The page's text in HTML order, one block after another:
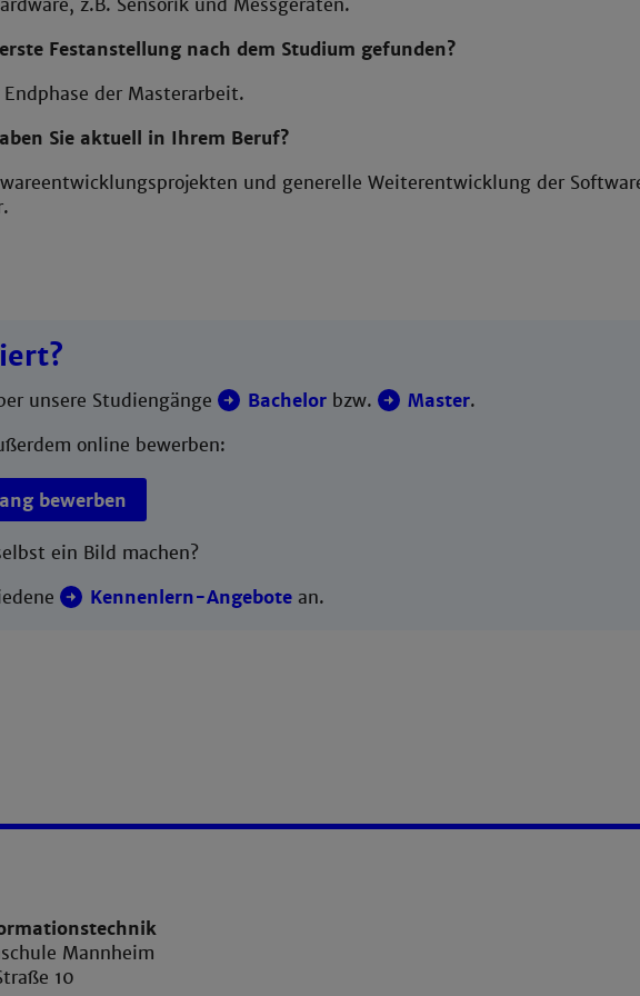
z.B. Sensorik und Messgeräten.
Festanstellung nach dem Studium gefunden?
der Masterarbeit.
Sie aktuell in Ihrem Beruf?
und generelle Weiterentwicklung der
unsere Studiengänge Bachelorbzw. Master.
online bewerben:
bewerben
ein Bild machen?
Kennenlern-Angebotean.
Mannheim
10